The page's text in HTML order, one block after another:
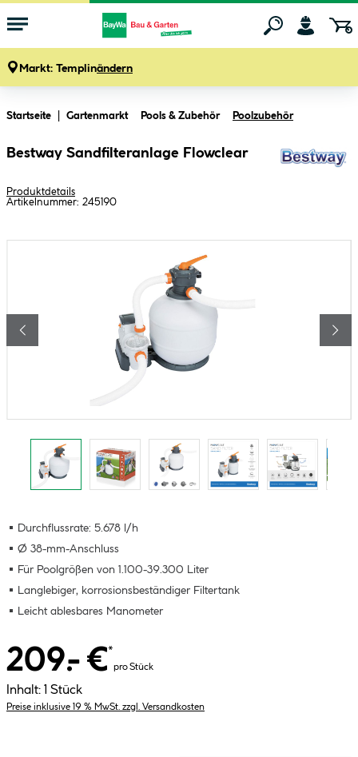
Markt: Templinändern
Startseite Gartenmarkt Pools & Zubehör Poolzubehör
Bestway Sandfilteranlage Flowclear
Produktdetails
Artikelnummer: 245190
Durchflussrate: 5.678 l/h
Ø 38-mm-Anschluss
Für Poolgrößen von 1.100-39.300 Liter
Langlebiger, korrosionsbeständiger Filtertank
Leicht ablesbares Manometer
209.- €*
pro Stück
Inhalt: 1 Stück
Preise inklusive 19 % MwSt. zzgl. Versandkosten